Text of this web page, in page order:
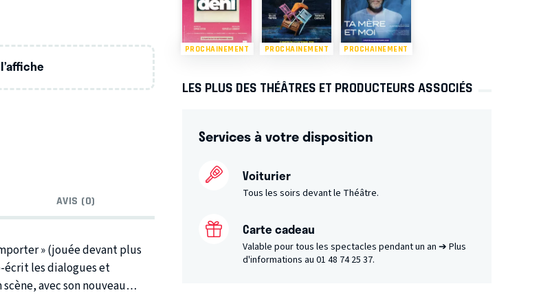
AVIS (0)
» (jouée devant plus
écrit les dialogues et
avec son nouveau
PROCHAINEMENT PROCHAINEMENT PROCHAINEMENT
LES PLUS DES THÉÂTRES ET PRODUCTEURS ASSOCIÉS
Services à votre disposition
Voiturier
Tous les soirs devant le Théâtre.
Carte cadeau
Valable pour tous les spectacles pendant un an ➔ Plus
d'informations au 01 48 74 25 37.